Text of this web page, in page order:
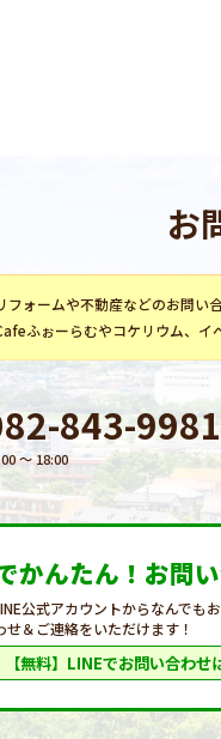
お
フォームや不動産などのお問い
ふぉーらむやコケリウム、イ
843-
〜 18:00
かんたん！ お問
公式アカウントからなんでも
せ＆ご連絡をいただけます！
【無料】LINEでお問い合わせ